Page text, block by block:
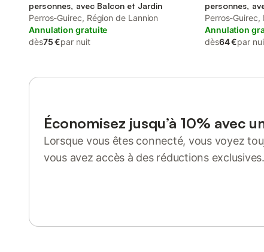
personnes, avec Balcon et Jardin
Perros-Guirec, Région de Lannion
Annulation gratuite
dès75 €par nuit
personnes,
Perros-Guirec,
Annulation
dès64 €par
Économisez jusqu’à 10% avec
Lorsque vous êtes connecté, vous voyez
vous avez accès à des réductions exclusives.